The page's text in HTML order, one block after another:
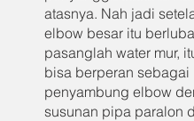
atasnya. Nah jadi
elbow besar itu
pasanglah water mur,
bisa berperan sebagai
penyambung elbow
susunan pipa paralon